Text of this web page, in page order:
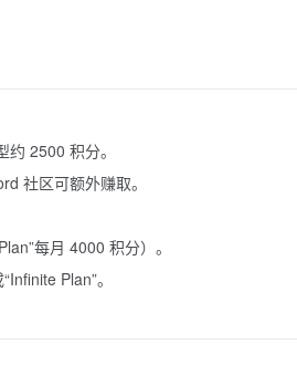
2500 积分。
社区可额外赚取。
每月 4000 积分）。
Plan”。